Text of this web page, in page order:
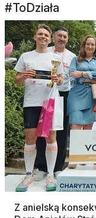
#ToDziała
Z anielską